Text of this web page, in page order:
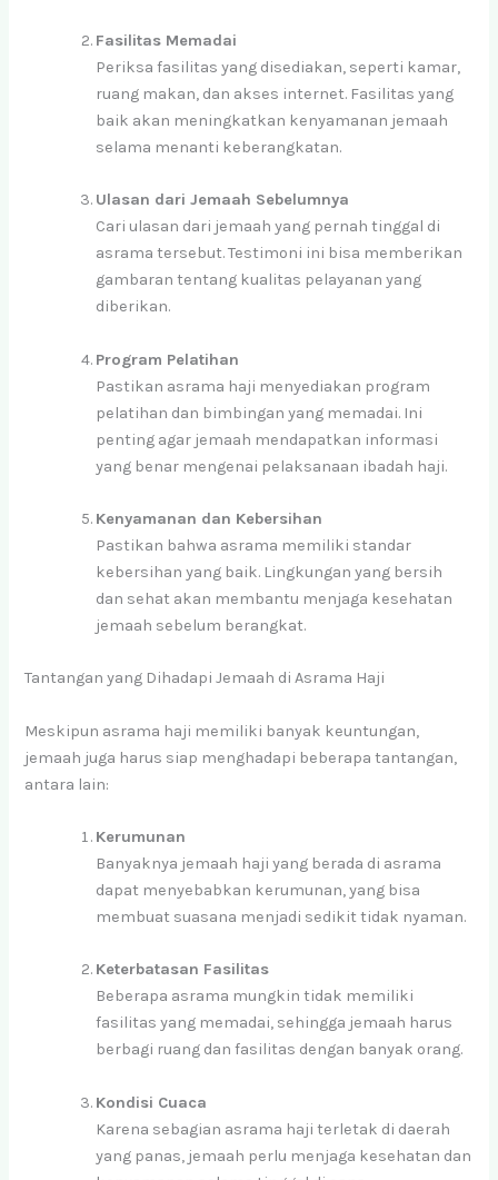
Fasilitas Memadai
Periksa fasilitas yang disediakan, seperti kamar,
ruang makan, dan akses internet. Fasilitas yang
baik akan meningkatkan kenyamanan jemaah
selama menanti keberangkatan.
Ulasan dari Jemaah Sebelumnya
Cari ulasan dari jemaah yang pernah tinggal di
asrama tersebut. Testimoni ini bisa memberikan
gambaran tentang kualitas pelayanan yang
diberikan.
Program Pelatihan
Pastikan asrama haji menyediakan program
pelatihan dan bimbingan yang memadai. Ini
penting agar jemaah mendapatkan informasi
yang benar mengenai pelaksanaan ibadah haji.
Kenyamanan dan Kebersihan
Pastikan bahwa asrama memiliki standar
kebersihan yang baik. Lingkungan yang bersih
dan sehat akan membantu menjaga kesehatan
jemaah sebelum berangkat.
Tantangan yang Dihadapi Jemaah di Asrama Haji
Meskipun asrama haji memiliki banyak keuntungan,
jemaah juga harus siap menghadapi beberapa tantangan,
antara lain:
Kerumunan
Banyaknya jemaah haji yang berada di asrama
dapat menyebabkan kerumunan, yang bisa
membuat suasana menjadi sedikit tidak nyaman.
Keterbatasan Fasilitas
Beberapa asrama mungkin tidak memiliki
fasilitas yang memadai, sehingga jemaah harus
berbagi ruang dan fasilitas dengan banyak orang.
Kondisi Cuaca
Karena sebagian asrama haji terletak di daerah
yang panas, jemaah perlu menjaga kesehatan dan